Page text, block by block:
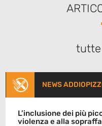
tutte
NEWS
L’inclusione dei più
violenza e alla